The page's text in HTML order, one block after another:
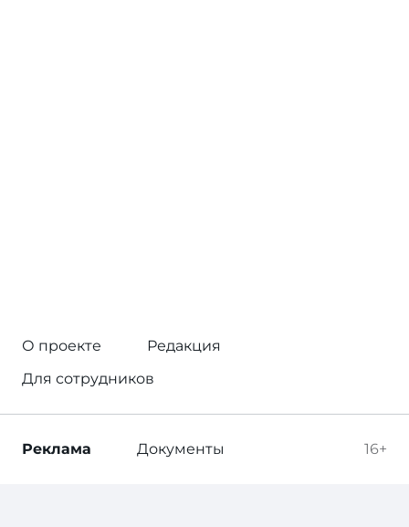
О проекте
Редакция
Для сотрудников
16+
Реклама Документы